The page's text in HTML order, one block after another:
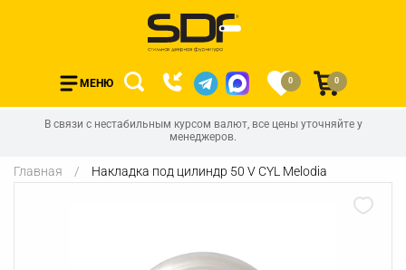
МЕНЮ 0 0
В связи с нестабильным курсом валют, все цены уточняйте у
менеджеров.
Главная Накладка под цилиндр 50 V СYL Melodia